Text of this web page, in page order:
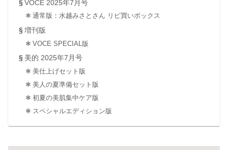
VOCE 2025年7月号
通常版：水越みさとさん リピ買いボックス
増刊版
VOCE SPECIAL版
美的 2025年7月号
美仕上げセット版
美人の夏準備セット版
初夏の美肌集中ケア版
スペシャルエディション版